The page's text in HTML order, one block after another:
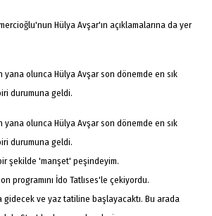
Hülya Avşar'ın açıklamalarına da yer
yana olunca Hülya Avşar son dönemde en sık
durumuna geldi.
yana olunca Hülya Avşar son dönemde en sık
durumuna geldi.
şekilde 'manşet' peşindeyim.
programını İdo Tatlıses'le çekiyordu.
gidecek ve yaz tatiline başlayacaktı. Bu arada